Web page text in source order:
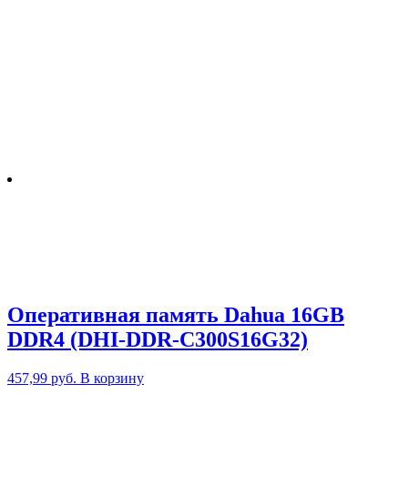
Оперативная память Dahua 16GB
DDR4 (DHI-DDR-C300S16G32)
457,99 руб. В корзину